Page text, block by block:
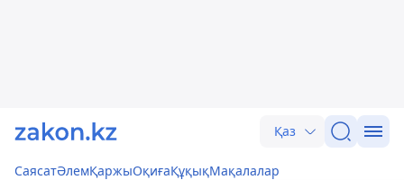
Қаз
СаясатӘлемҚаржыОқиғаҚұқықМақалалар